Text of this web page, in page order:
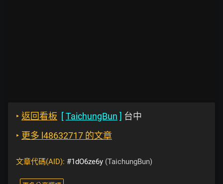
‣ 返回看板 [TaichungBun ] 台中
‣ 更多 l48632717 的文章
文章代碼(AID): #1dO6ze6y (TaichungBun)